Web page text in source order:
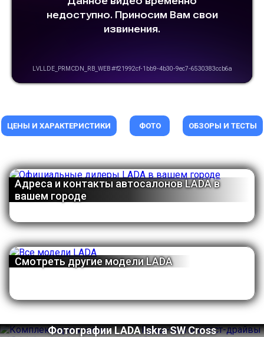
ЦЕНЫ И ХАРАКТЕРИСТИКИ ФОТО ОБЗОРЫ И ТЕСТЫ
Адреса и контакты автосалонов LADA в
вашем городе
Смотреть другие модели LADA
Фотографии LADA Iskra SW Cross